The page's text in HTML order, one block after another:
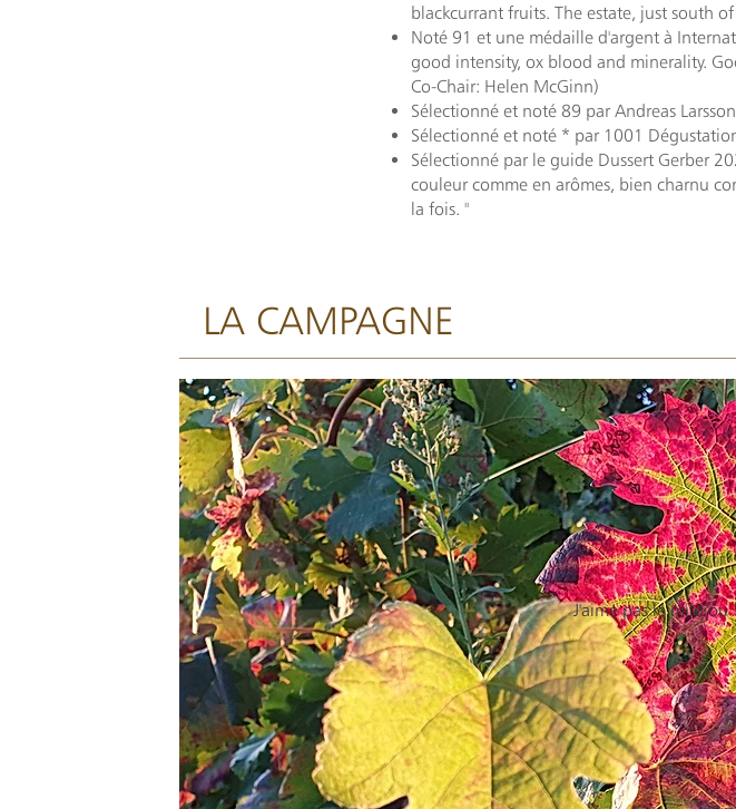
blackcurrant fruits. The estate, just south
Noté 91 et une médaille d'argent à
good intensity, ox blood and minerality.
Co-Chair: Helen McGinn)
Sélectionné et noté 89 par Andreas Larsson
Sélectionné et noté * par 1001
Sélectionné par le guide Dussert Gerber
couleur comme en arômes, bien charnu
la fois. "
LA CAMPAGNE
J'aime pas le mildiou